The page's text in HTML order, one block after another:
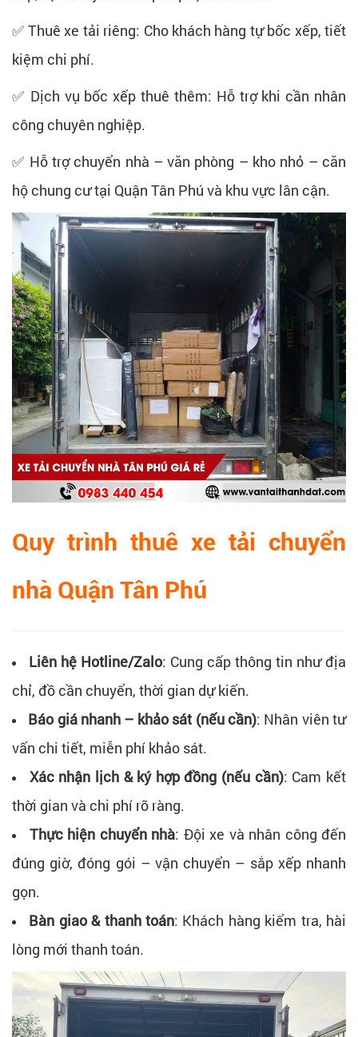
✅ Thuê xe tải riêng: Cho khách hàng tự bốc xếp, tiết
kiệm chi phí.
✅ Dịch vụ bốc xếp thuê thêm: Hỗ trợ khi cần nhân
công chuyên nghiệp.
✅ Hỗ trợ chuyển nhà – văn phòng – kho nhỏ – căn
hộ chung cư tại Quận Tân Phú và khu vực lân cận.
Quy trình thuê xe tải chuyển
nhà Quận Tân Phú
Liên hệ Hotline/Zalo: Cung cấp thông tin như địa
chỉ, đồ cần chuyển, thời gian dự kiến.
Báo giá nhanh – khảo sát (nếu cần): Nhân viên tư
vấn chi tiết, miễn phí khảo sát.
Xác nhận lịch & ký hợp đồng (nếu cần): Cam kết
thời gian và chi phí rõ ràng.
Thực hiện chuyển nhà: Đội xe và nhân công đến
đúng giờ, đóng gói – vận chuyển – sắp xếp nhanh
gọn.
Bàn giao & thanh toán: Khách hàng kiểm tra, hài
lòng mới thanh toán.